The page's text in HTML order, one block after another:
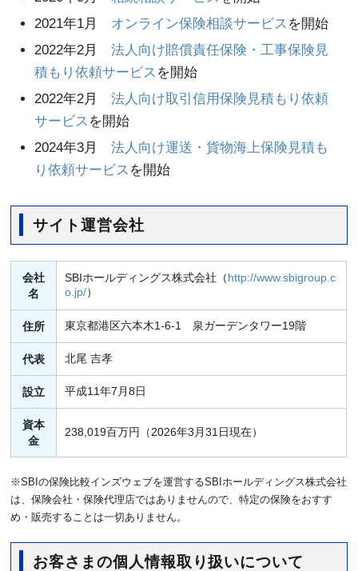
2021年1月 オンライン保険相談サービス を開始
2022年2月法人向け賠償責任保険・工事保険見
積もり依頼サービス を開始
2022年2月法人向け取引信用保険見積もり依頼
サービス を開始
2024年3月法人向け運送・貨物海上保険見積も
り依頼サービス を開始
サイト運営会社
会社
名
SBIホールディングス株式会社（http://www.sbigroup.c
o.jp/）
住所 東京都港区六本木1-6-1 泉ガーデンタワー19階
代表 北尾 吉孝
設立 平成11年7月8日
資本
金
238,019百万円（2026年3月31日現在）
※SBIの保険比較インズウェブを運営するSBIホールディングス株式会社
は、保険会社・保険代理店ではありませんので、特定の保険をおすす
め・販売することは一切ありません。
お客さまの個人情報取り扱いについて